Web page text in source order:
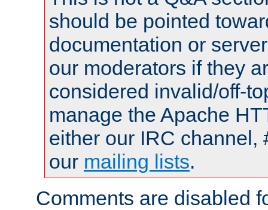
should be pointed
documentation or
our moderators if they
considered invalid/off-
manage the Apache
either our IRC channel,
our mailing lists.
Comments are disabled